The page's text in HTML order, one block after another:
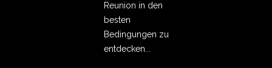
Reunion in den
besten
Bedingungen zu
entdecken...